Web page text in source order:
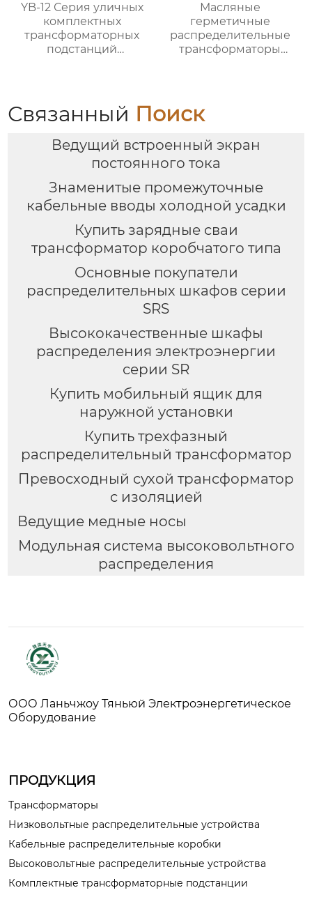
YB-12 Серия уличных
комплектных
трансформаторных
подстанций
Масляные
герметичные
распределительные
трансформаторы
Связанный Поиск
Ведущий встроенный экран
постоянного тока
Знаменитые промежуточные
кабельные вводы холодной усадки
Купить зарядные сваи
трансформатор коробчатого типа
Основные покупатели
распределительных шкафов серии
SRS
Высококачественные шкафы
распределения электроэнергии
серии SR
Купить мобильный ящик для
наружной установки
Купить трехфазный
распределительный трансформатор
Превосходный сухой трансформатор
с изоляцией
Ведущие медные носы
Модульная система высоковольтного
распределения
ООО Ланьчжоу Тяньюй Электроэнергетическое
Оборудование
ПРОДУКЦИЯ
Трансформаторы
Низковольтные распределительные устройства
Кабельные распределительные коробки
Высоковольтные распределительные устройства
Комплектные трансформаторные подстанции